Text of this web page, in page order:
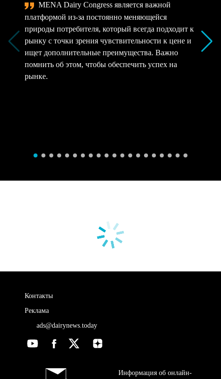
MENA Dairy Congress является важной
платформой из-за постоянно меняющейся
природы потребителя, который всегда подходит к
рынку с точки зрения чувствительности к цене и
ищет дополнительные преимущества. Важно
помнить об этом, чтобы обеспечить успех на
рынке.
Контакты
Реклама
ads@dairynews.today
Информация об онлайн-